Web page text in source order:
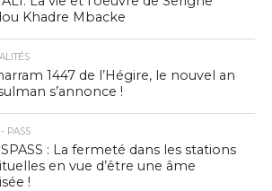
Khadre Mbacke
1447 de l’Hégire, le nouvel an
s’annonce !
PASS
: La fermeté dans les stations
en vue d’être une âme
!